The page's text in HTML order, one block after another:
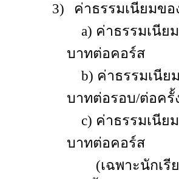
3)
ค่าธรรมเนียมข
a) ค่าธรรมเนีย
บาทต่อคอร์ส
b) ค่าธรรมเนีย
บาทต่อรอบ/ต่อครั้
c) ค่าธรรมเนีย
บาทต่อคอร์ส
(เฉพาะนักเ